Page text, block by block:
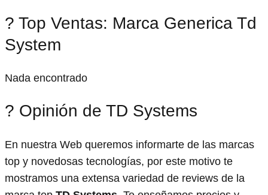
? Top Ventas: Marca Generica Td
System
Nada encontrado
? Opinión de TD Systems
En nuestra Web queremos informarte de las marcas
top y novedosas tecnologías, por este motivo te
mostramos una extensa variedad de reviews de la